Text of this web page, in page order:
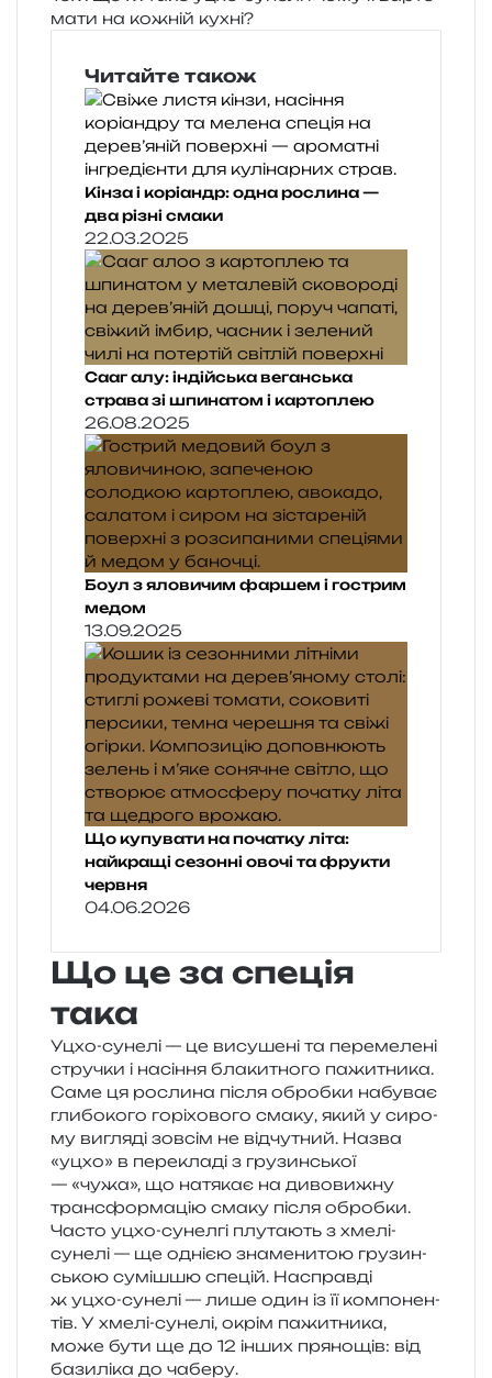
мати на кожній кухні?
Читайте також
Кінза і коріандр: одна рослина —
два різні смаки
22.03.2025
Сааг алу: індійська веганська
страва зі шпинатом і картоплею
26.08.2025
Боул з яловичим фаршем і гострим
медом
13.09.2025
Що купувати на початку літа:
найкращі сезонні овочі та фрукти
червня
04.06.2026
Що це за спеція
така
Уцхо-суне­лі — це вису­ше­ні та пере­ме­ле­ні
стру­чки і насі­н­ня бла­ки­тно­го пажи­тни­ка.
Саме ця росли­на після оброб­ки набу­ває
гли­бо­ко­го горі­хо­во­го смаку, який у сиро­
му вигля­ді зов­сім не від­чу­тний. Назва
«уцхо» в пере­кла­ді з гру­зин­ської
— «чужа», що натя­кає на диво­ви­жну
транс­фор­ма­цію смаку після обробки.
Часто уцхо-сунел­гі плу­та­ють з хмелі-
суне­лі — ще одні­єю зна­ме­ни­тою гру­зин­
ською суміш­шю спе­цій. Насправді
ж уцхо-суне­лі — лише один із її ком­по­нен­
тів. У хмелі-суне­лі, окрім пажи­тни­ка,
може бути ще до 12 інших пря­но­щів: від
бази­лі­ка до чаберу.